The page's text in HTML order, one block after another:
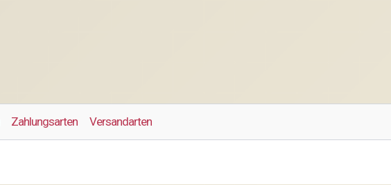
Zahlungsarten Versandarten